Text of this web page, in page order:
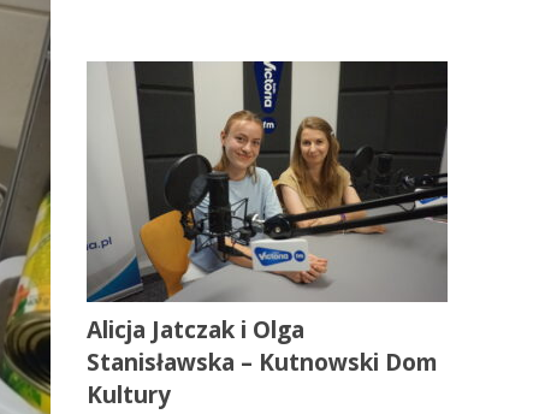
Alicja Jatczak i Olga
Stanisławska – Kutnowski Dom
Kultury